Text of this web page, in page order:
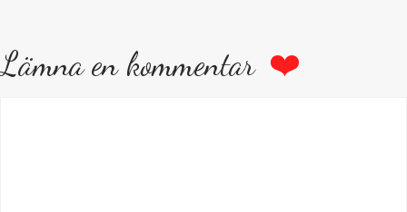
Lämna en kommentar